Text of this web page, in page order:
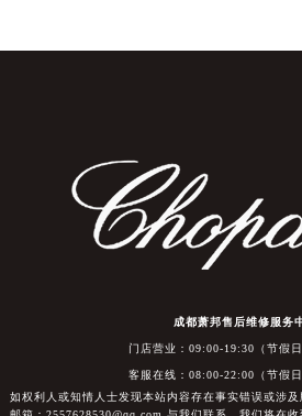
成都萧邦售后维修服务
门店营业：09:00-19:30（节假日
客服在线：08:00-22:00（节假日
如权利人或知情人士发现本站内容存在事实错误或涉